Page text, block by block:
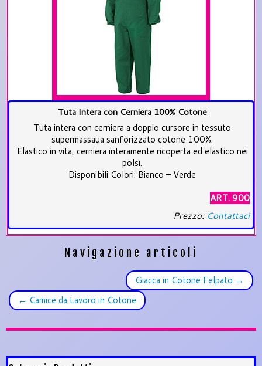
Tuta Intera con Cerniera 100% Cotone
Tuta intera con cerniera a doppio cursore in tessuto
supermassaua sanforizzato cotone 100%.
Elastico in vita, cerniera interamente ricoperta ed elastico nei
polsi.
Disponibili Colori: Bianco – Verde
ART. 900
Prezzo: Contattaci
Navigazione articoli
Giacca in Cotone Felpato →
← Camice da Lavoro in Cotone